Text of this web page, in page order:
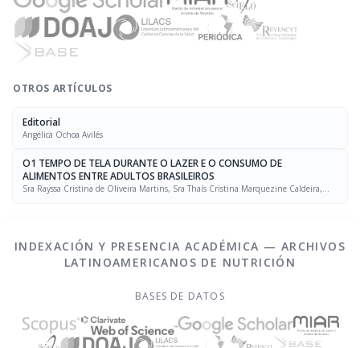
OTROS ARTÍCULOS
Editorial
Angélica Ochoa Avilés
O1 TEMPO DE TELA DURANTE O LAZER E O CONSUMO DE
ALIMENTOS ENTRE ADULTOS BRASILEIROS
Sra Rayssa Cristina de Oliveira Martins, Sra Thaís Cristina Marquezine Caldeira,
INDEXACIÓN Y PRESENCIA ACADÉMICA — ARCHIVOS
LATINOAMERICANOS DE NUTRICIÓN
BASES DE DATOS